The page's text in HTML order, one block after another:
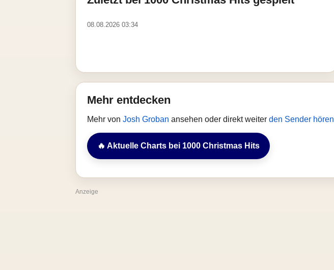
08.08.2026 03:34
Mehr entdecken
Mehr von Josh Groban ansehen oder direkt weiter den Sender hören
🔥 Aktuelle Charts bei 1000 Christmas Hits
Anzeige